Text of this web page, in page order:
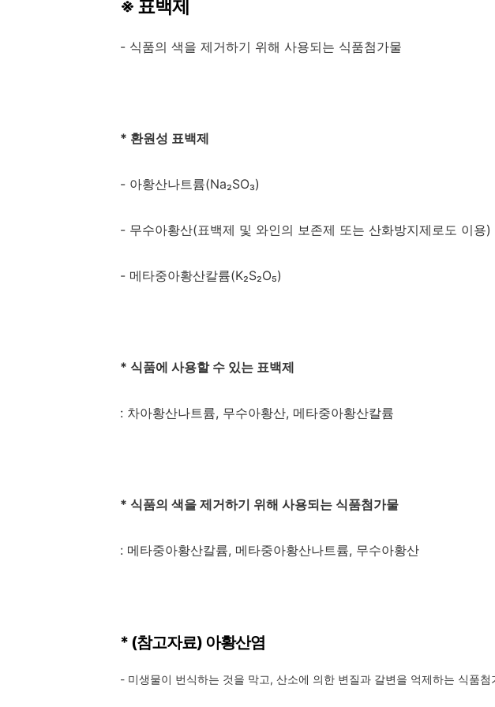
※ 표백제
- 식품의 색을 제거하기 위해 사용되는 식품첨가물
* 환원성 표백제
- 아황산나트륨(Na₂SO₃)
- 무수아황산(표백제 및 와인의 보존제 또는 산화방지제로도 이용)
- 메타중아황산칼륨(K₂S₂O₅)
* 식품에 사용할 수 있는 표백제
: 차아황산나트륨, 무수아황산, 메타중아황산칼륨
* 식품의 색을 제거하기 위해 사용되는 식품첨가물
: 메타중아황산칼륨, 메타중아황산나트륨, 무수아황산
* (참고자료) 아황산염
- 미생물이 번식하는 것을 막고, 산소에 의한 변질과 갈변을 억제하는 식품첨